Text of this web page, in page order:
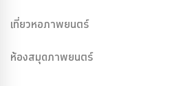
เที่ยวหอภาพยนตร์
ห้องสมุดภาพยนตร์